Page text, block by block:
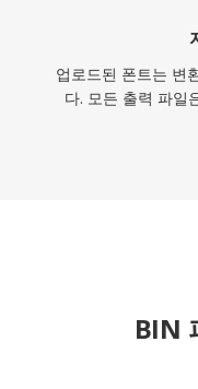
업로드된 폰트는 변
다. 모든 출력 파일
BIN